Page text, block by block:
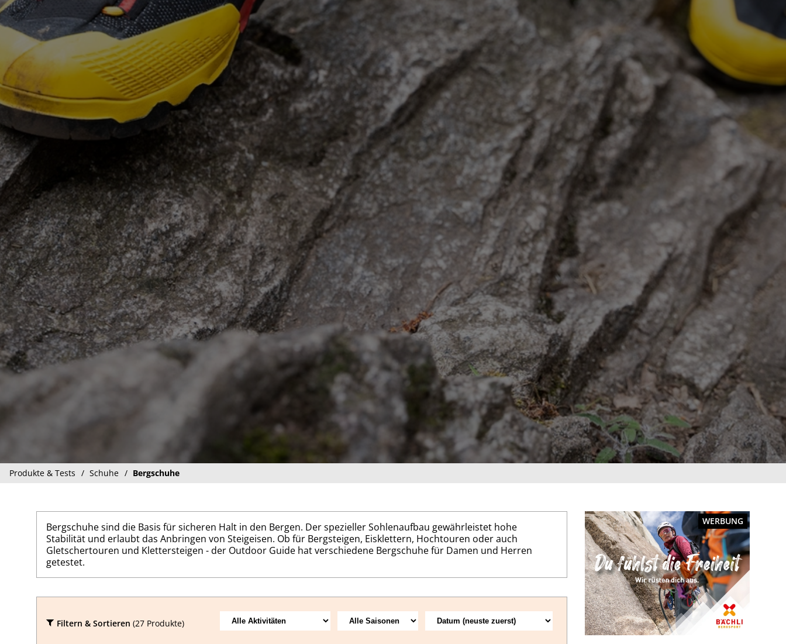
Produkte & Tests Schuhe Bergschuhe
Bergschuhe sind die Basis für sicheren Halt in den Bergen. Der spezieller Sohlenaufbau gewährleistet hohe
Stabilität und erlaubt das Anbringen von Steigeisen. Ob für Bergsteigen, Eisklettern, Hochtouren oder auch
Gletschertouren und Klettersteigen - der Outdoor Guide hat verschiedene Bergschuhe für Damen und Herren
getestet.
Filtern & Sortieren (27 Produkte)
WERBUNG